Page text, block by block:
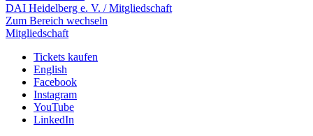
DAI Heidelberg e. V. / Mitgliedschaft
Zum Bereich wechseln
Mitgliedschaft
Tickets kaufen
English
Facebook
Instagram
YouTube
LinkedIn